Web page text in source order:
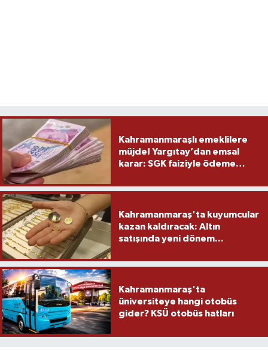
Kahramanmaraşlı emeklilere
müjde! Yargıtay’dan emsal
karar: SGK faiziyle ödeme
Kahramanmaraş'ta kuyumcular
kazan kaldıracak: Altın
satışında yeni dönem...
Kahramanmaraş'ta
üniversiteye hangi otobüs
gider? KSÜ otobüs hatları